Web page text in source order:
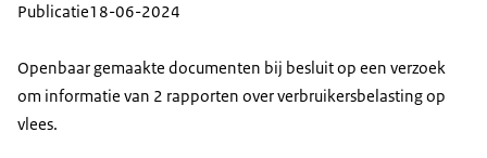
Publicatie18-06-2024
Openbaar gemaakte documenten bij besluit op een verzoek
om informatie van 2 rapporten over verbruikersbelasting op
vlees.